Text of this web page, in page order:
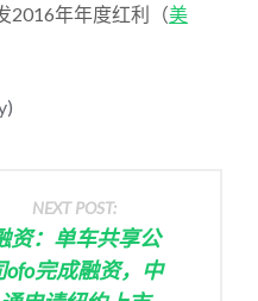
2016年年度红利（美
NEXT POST:
资：单车共享公
ofo完成融资，中